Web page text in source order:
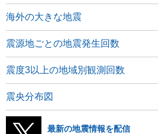
海外の大きな地震
震源地ごとの地震発生回数
震度3以上の地域別観測回数
震央分布図
最新の地震情報を配信